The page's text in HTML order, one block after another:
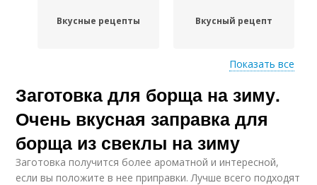
Вкусные рецепты Вкусный рецепт
Рецепт на зиму Классический рецепт
Простые рецепты Пошаговые рецепты
Показать все
Заготовка для борща на зиму.
Очень вкусная заправка для
борща из свеклы на зиму
Заготовка получится более ароматной и интересной,
если вы положите в нее приправки. Лучше всего подходят